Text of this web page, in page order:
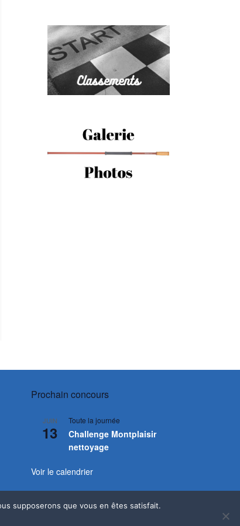
Prochain concours
JUIN
13
Toute la journée
Challenge Montplaisir
nettoyage
Voir le calendrier
supposerons que vous en êtes satisfait.